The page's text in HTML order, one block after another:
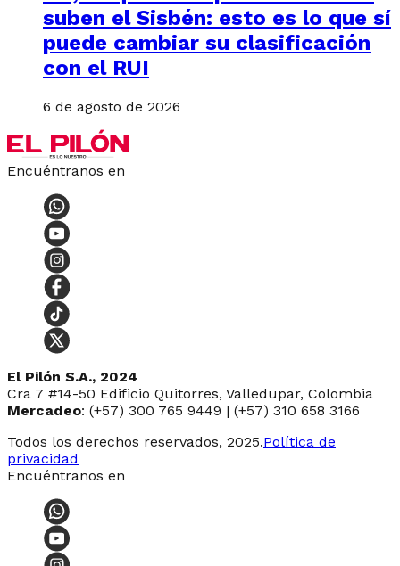
suben el Sisbén: esto es lo que sí
puede cambiar su clasificación
con el RUI
6 de agosto de 2026
Encuéntranos en
El Pilón S.A., 2024
Cra 7 #14-50 Edificio Quitorres, Valledupar, Colombia
Mercadeo: (+57) 300 765 9449 | (+57) 310 658 3166
Todos los derechos reservados, 2025.Política de
privacidad
Encuéntranos en